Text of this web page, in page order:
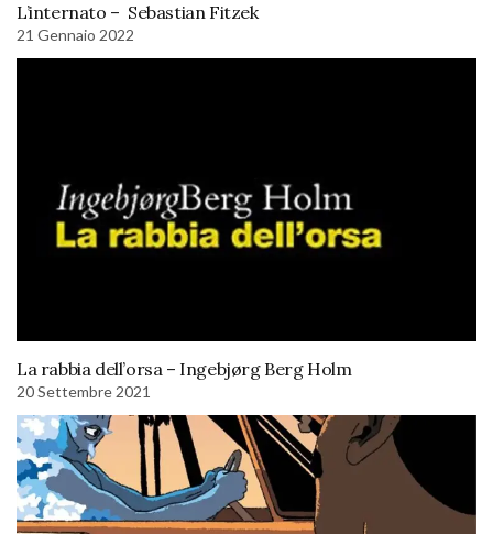
L’internato – Sebastian Fitzek
21 Gennaio 2022
La rabbia dell’orsa – Ingebjørg Berg Holm
20 Settembre 2021